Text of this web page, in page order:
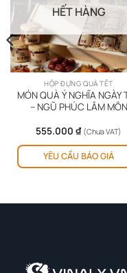
HẾT HÀNG
HỘP ĐỰNG QUÀ TẾT
MÓN QUÀ Ý NGHĨA NGÀY
– NGŨ PHÚC LÂM MÔN
555.000 ₫ (Chưa VAT)
YÊU CẦU BÁO GIÁ